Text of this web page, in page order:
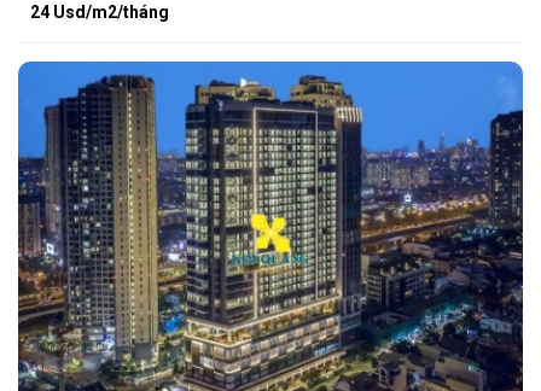
24 Usd/m2/tháng